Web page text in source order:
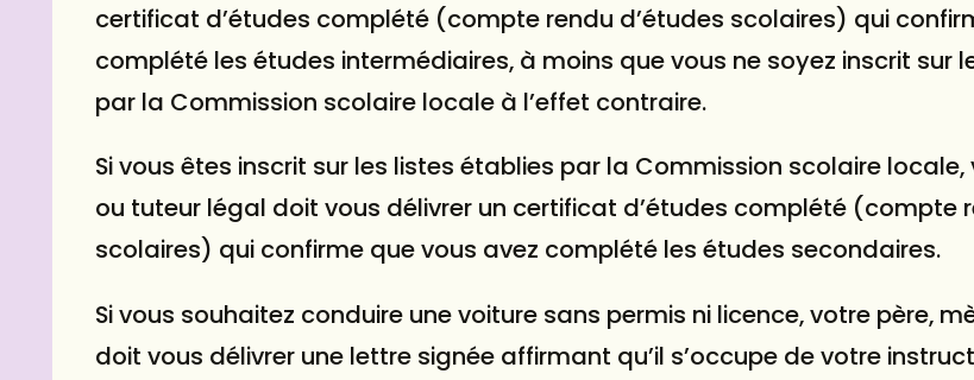
certificat d’études complété (compte rendu d’études scolaires) qui
complété les études intermédiaires, à moins que vous ne soyez inscrit sur
par la Commission scolaire locale à l’effet contraire.
Si vous êtes inscrit sur les listes établies par la Commission scolaire locale,
ou tuteur légal doit vous délivrer un certificat d’études complété (compte
scolaires) qui confirme que vous avez complété les études secondaires.
Si vous souhaitez conduire une voiture sans permis ni licence, votre père,
doit vous délivrer une lettre signée affirmant qu’il s’occupe de votre